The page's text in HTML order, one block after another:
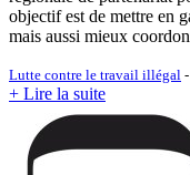
objectif est de mettre en
mais aussi mieux
Lutte contre le travail illégal
+ Lire la suite